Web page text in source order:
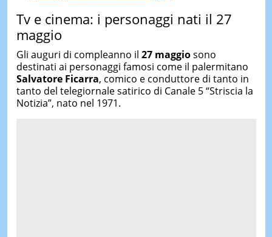
Tv e cinema: i personaggi nati il 27
maggio
Gli auguri di compleanno il 27 maggiosono
destinati ai personaggi famosi come il palermitano
Salvatore Ficarra, comico e conduttore di tanto in
tanto del telegiornale satirico di Canale 5 “Striscia la
Notizia”, nato nel 1971.